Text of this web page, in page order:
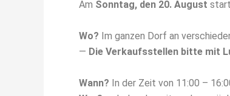
Am Sonntag, den 20. August
Wo? Im ganzen Dorf an
— Die Verkaufsstellen bitte mit
Wann? In der Zeit von 11:00 –